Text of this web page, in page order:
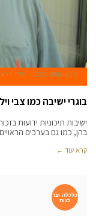
8 באוגוסט 2015 עידן
בוגרי ישיבה כמו צבי
ישיבות תיכוניות ידועות
בהן, כמו גם בערכים
קרא עוד ←
כלכלה וצר
כנות